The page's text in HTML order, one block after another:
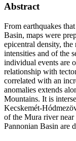
Abstract
From earthquakes
Basin, maps were
epicentral density,
intensities and of the
individual events are
relationship with
correlated with an
anomalies extends
Mountains. It is
Kecskemét-
of the Mura river near
Pannonian Basin are